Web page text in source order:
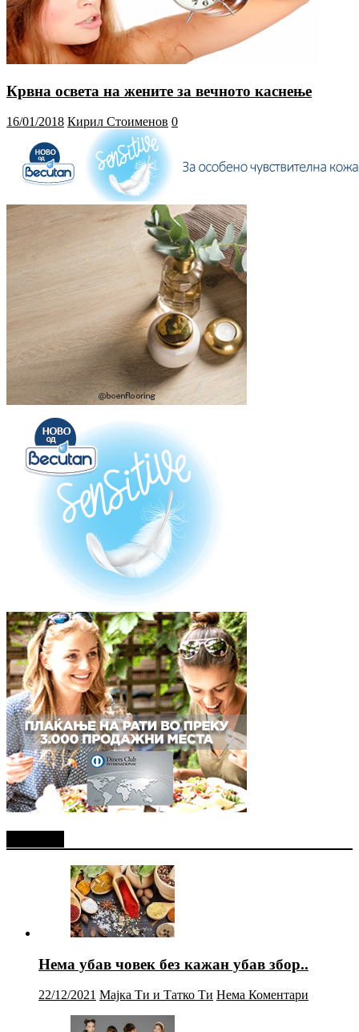
Крвна освета на жените за вечното каснење
16/01/2018 Кирил Стоименов 0
Нема убав човек без кажан убав збор..
22/12/2021 Мајка Ти и Татко Ти Нема Коментари